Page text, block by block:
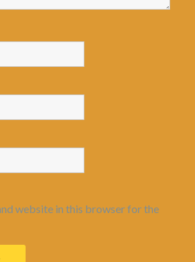
website in this browser for the